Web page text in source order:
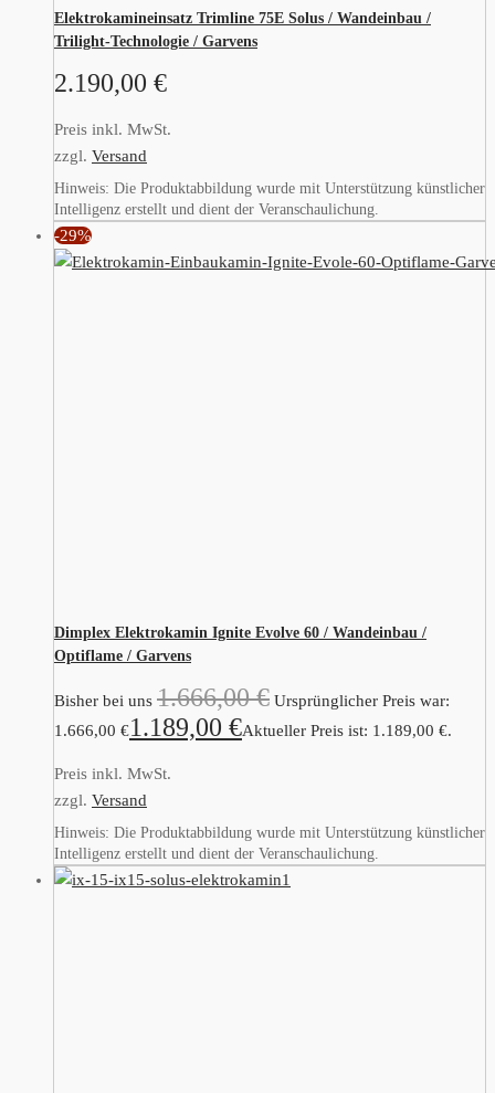
Elektrokamineinsatz Trimline 75E Solus / Wandeinbau /
Trilight-Technologie / Garvens
2.190,00 €
Preis inkl. MwSt.
zzgl. Versand
Hinweis: Die Produktabbildung wurde mit Unterstützung künstlicher
Intelligenz erstellt und dient der Veranschaulichung.
-29%
Dimplex Elektrokamin Ignite Evolve 60 / Wandeinbau /
Optiflame / Garvens
Bisher bei uns 1.666,00€ Ursprünglicher Preis war:
1.666,00 €1.189,00 €Aktueller Preis ist: 1.189,00 €.
Preis inkl. MwSt.
zzgl. Versand
Hinweis: Die Produktabbildung wurde mit Unterstützung künstlicher
Intelligenz erstellt und dient der Veranschaulichung.